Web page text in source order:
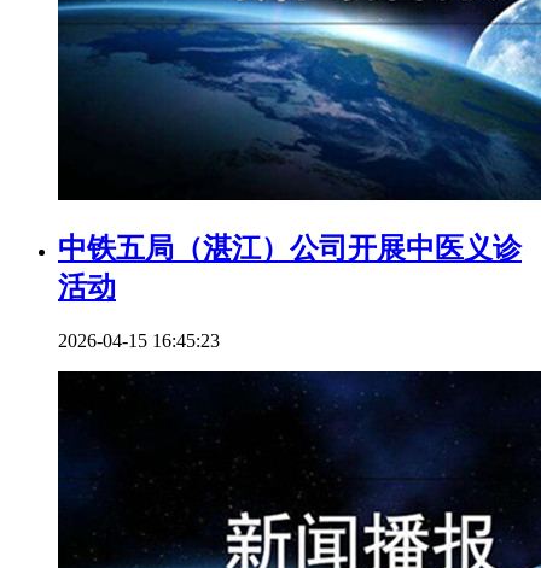
中铁五局（湛江）公司开展中医义诊
活动
2026-04-15 16:45:23